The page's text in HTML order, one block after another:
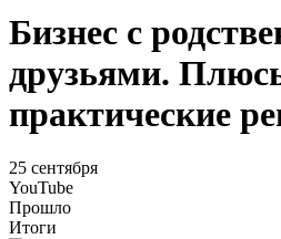
Бизнес с
друзьями.
практические
25 сентября
YouTube
Прошло
Итоги